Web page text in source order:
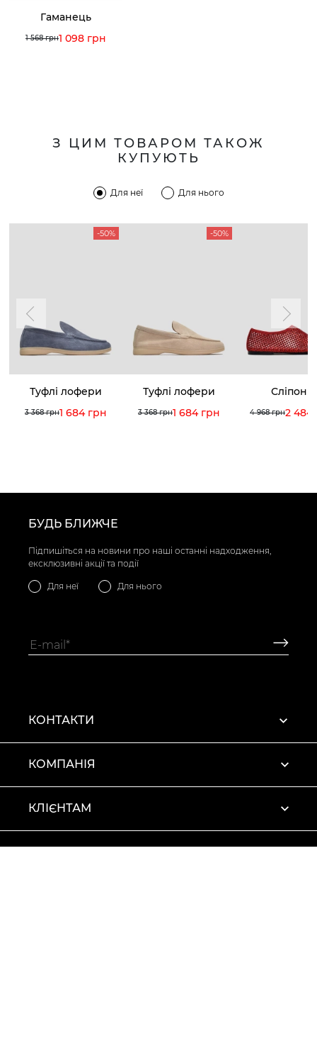
Гаманець
1 568 грн1 098 грн
З ЦИМ ТОВАРОМ ТАКОЖ
КУПУЮТЬ
Для неї Для нього
-50%
Туфлі лофери
3 368 грн1 684 грн
-50%
Туфлі лофери
3 368 грн1 684 грн
Сліпони
4 968 грн2 484
БУДЬ БЛИЖЧЕ
Підпишіться на новини про наші останні надходження,
ексклюзивні акції та події
Для неї Для нього
КОНТАКТИ
КОМПАНІЯ
КЛІЄНТАМ